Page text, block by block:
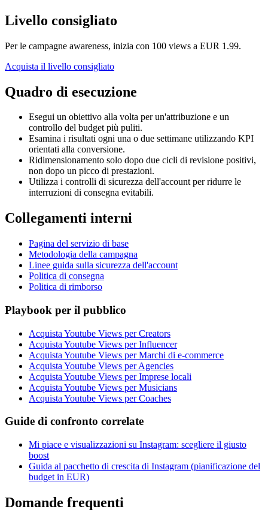
Livello consigliato
Per le campagne awareness, inizia con 100 views a EUR 1.99.
Acquista il livello consigliato
Quadro di esecuzione
Esegui un obiettivo alla volta per un'attribuzione e un
controllo del budget più puliti.
Esamina i risultati ogni una o due settimane utilizzando KPI
orientati alla conversione.
Ridimensionamento solo dopo due cicli di revisione positivi,
non dopo un picco di prestazioni.
Utilizza i controlli di sicurezza dell'account per ridurre le
interruzioni di consegna evitabili.
Collegamenti interni
Pagina del servizio di base
Metodologia della campagna
Linee guida sulla sicurezza dell'account
Politica di consegna
Politica di rimborso
Playbook per il pubblico
Acquista Youtube Views per Creators
Acquista Youtube Views per Influencer
Acquista Youtube Views per Marchi di e-commerce
Acquista Youtube Views per Agencies
Acquista Youtube Views per Imprese locali
Acquista Youtube Views per Musicians
Acquista Youtube Views per Coaches
Guide di confronto correlate
Mi piace e visualizzazioni su Instagram: scegliere il giusto
boost
Guida al pacchetto di crescita di Instagram (pianificazione del
budget in EUR)
Domande frequenti